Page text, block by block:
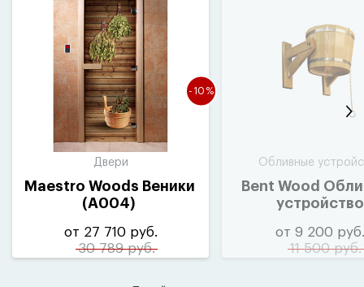
-10%
Двери
Maestro Woods Веники
(A004)
от 27 710 руб.
30 789 руб.
Обливные
Bent Wood
устройство
от 9 200 руб.
11 500 руб.